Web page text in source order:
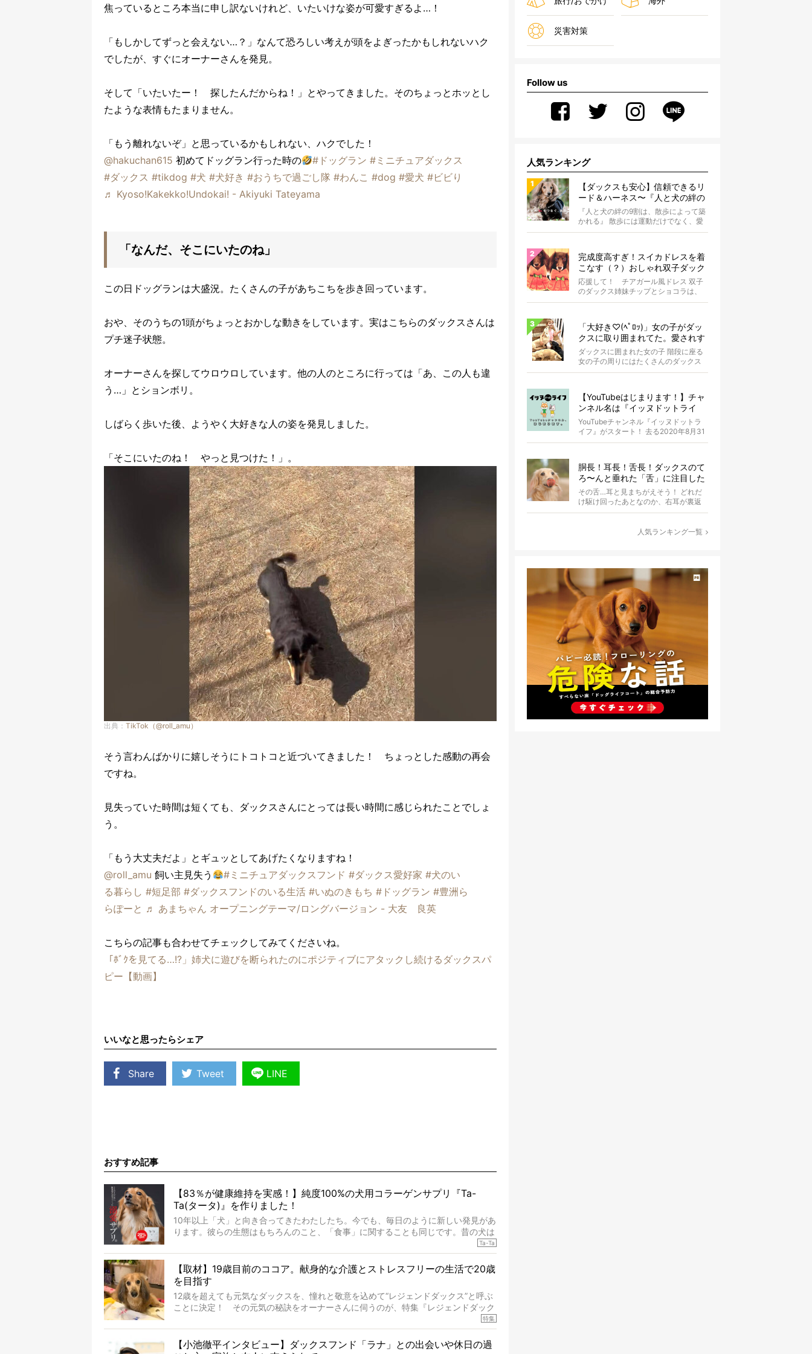
焦っているところ本当に申し訳ないけれど、いたいけな姿が可愛すぎるよ…！
「もしかしてずっと会えない…？」なんて恐ろしい考えが頭をよぎったかもしれないハク
でしたが、すぐにオーナーさんを発見。
そして「いたいたー！ 探したんだからね！」とやってきました。そのちょっとホッとし
たような表情もたまりません。
「もう離れないぞ」と思っているかもしれない、ハクでした！
@hakuchan615 初めてドッグラン行った時の #ドッグラン #ミニチュアダックス
#ダックス #tikdog #犬 #犬好き #おうちで過ごし隊 #わんこ #dog #愛犬 #ビビり
♬ Kyoso!Kakekko!Undokai! - Akiyuki Tateyama
「なんだ、そこにいたのね」
この日ドッグランは大盛況。たくさんの子があちこちを歩き回っています。
おや、そのうちの1頭がちょっとおかしな動きをしています。実はこちらのダックスさんは
プチ迷子状態。
オーナーさんを探してウロウロしています。他の人のところに行っては「あ、この人も違
う…」とションボリ。
しばらく歩いた後、ようやく大好きな人の姿を発見しました。
「そこにいたのね！ やっと見つけた！」。
出典： TikTok（@roll_amu）
そう言わんばかりに嬉しそうにトコトコと近づいてきました！ ちょっとした感動の再会
ですね。
見失っていた時間は短くても、ダックスさんにとっては長い時間に感じられたことでしょ
う。
「もう大丈夫だよ」とギュッとしてあげたくなりますね！
@roll_amu 飼い主見失う #ミニチュアダックスフンド #ダックス愛好家 #犬のい
る暮らし #短足部 #ダックスフンドのいる生活 #いぬのきもち #ドッグラン #豊洲ら
らぽーと ♬ あまちゃん オープニングテーマ/ロングバージョン - 大友 良英
こちらの記事も合わせてチェックしてみてくださいね。
「ﾎﾞｸを見てる…!?」姉犬に遊びを断られたのにポジティブにアタックし続けるダックスパ
ピー【動画】
いいなと思ったらシェア
Share Tweet LINE
おすすめ記事
【83％が健康維持を実感！】純度100%の犬用コラーゲンサプリ『Ta-
Ta(タータ)』を作りました！
10年以上「犬」と向き合ってきたわたしたち。今でも、毎日のように新しい発見があ
ります。彼らの生態はもちろんのこと、「食事」に関することも同じです。昔の犬は
25年も生きたといわれていますが、長生きの秘訣はバランスのとれた栄養にあること
がわかってきました。ところが、現代の犬の食事は“ある重要な栄養”が不足しがちに
なっているというのです。
それを効率よくおぎなってくれるのが、コラーゲン！ そこでわたしたちは、純度
100%の犬用コラーゲンサプリ『Ta-Ta(タータ)』を作りました！
愛犬家の83％が「健康維持を実感した」と評判のTa-Ta(タータ)。健康維持をめざ
す、すべてのダックスたちに、どうか届きますように。
Ta-Ta
【取材】19歳目前のココア。献身的な介護とストレスフリーの生活で20歳
を目指す
12歳を超えても元気なダックスを、憧れと敬意を込めて“レジェンドダックス”と呼ぶ
ことに決定！ その元気の秘訣をオーナーさんに伺うのが、特集『レジェンドダック
今回は、19歳目前のココアくんが登場です。「犬は犬らしく」というオーナーさんの
ポリシーのもと、甘やかさずに育てられ、18歳になるまで定期検査すらしたことがな
特集
【小池徹平インタビュー】ダックスフンド「ラナ」との出会いや休日の過
災害対策
Follow us
人気ランキング
【ダックスも安心】信頼できるリ
ード＆ハーネス〜『人と犬の絆の
9割は散歩によって築かれる』
WOLFGANG MAN＆BEAST〜
『人と犬の絆の9割は、散歩によって築
かれる』 散歩には運動だけでなく、愛
犬とオーナーの絆を深める重要な役割
完成度高すぎ！スイカドレスを着
こなす（？）おしゃれ双子ダック
スがもはやアイドル
応援して！ チアガール風ドレス 双子
のダックス姉妹チップとショコラは、
お揃いのスイカドレスを身にまとって
「大好き♡(ﾍﾟﾛｯ)」女の子がダッ
クスに取り囲まれてた。愛されす
ぎな光景が超絶羨ましい！【動
画】
ダックスに囲まれた女の子 階段に座る
女の子の周りにはたくさんのダックス
たちがいます。 女の子はダ...
【YouTubeはじまります！】チャ
ンネル名は『イッヌドットライ
フ』〜愛犬の動画も大募集！〜
YouTubeチャンネル『イッヌドットラ
イフ』がスタート！ 去る2020年8月31
日（月）。 私...
胴長！耳長！舌長！ダックスのて
ろ〜んと垂れた「舌」に注目した
結果、元気もらった。
その舌…耳と見まちがえそう！ どれだ
け駆け回ったあとなのか、右耳が裏返
ってしまっているAuraちゃん。耳の中
人気ランキング一覧